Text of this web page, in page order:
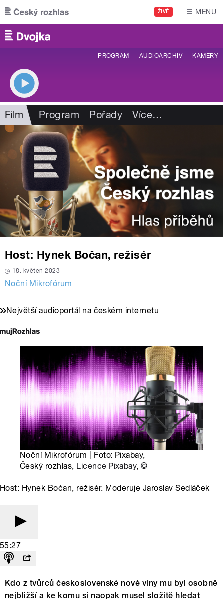
Přejít k hlavnímu obsahu
ŽIVĚ MENU
PROGRAM AUDIOARCHIV KAMERY
Film Program Pořady Více…
Host: Hynek Bočan, režisér
18. květen 2023
Noční Mikrofórum
Největší audioportál na českém internetu
Noční Mikrofórum | Foto: Pixabay,
Český rozhlas, Licence Pixabay,©
Host: Hynek Bočan, režisér. Moderuje Jaroslav Sedláček
55:27
Kdo z tvůrců československé nové vlny mu byl osobně
nejbližší a ke komu si naopak musel složitě hledat